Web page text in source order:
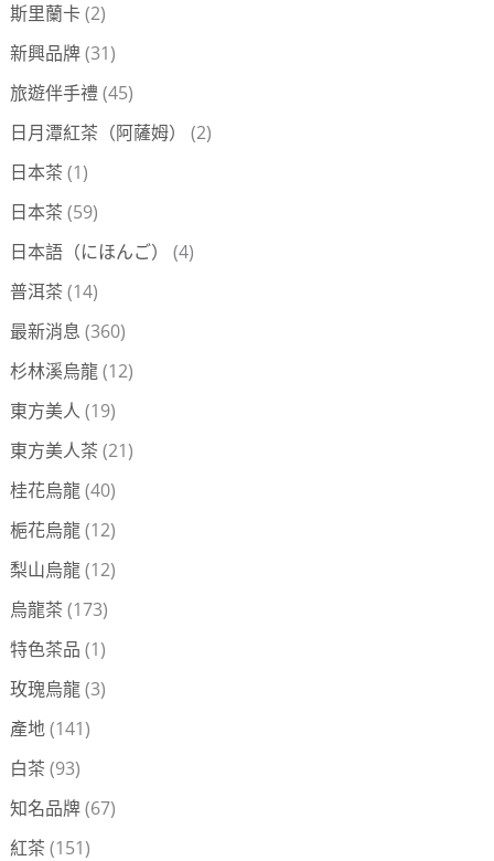
斯里蘭卡(2)
新興品牌(31)
旅遊伴手禮(45)
日月潭紅茶（阿薩姆）
(2)
日本茶 (1)
日本茶 (59)
日本語（にほんご）
(4)
普洱茶 (14)
最新消息 (360)
杉林溪烏龍(12)
東方美人 (19)
東方美人茶 (21)
桂花烏龍(40)
梔花烏龍(12)
梨山烏龍(12)
烏龍茶 (173)
特色茶品 (1)
玫瑰烏龍(3)
產地(141)
白茶 (93)
知名品牌(67)
紅茶 (151)